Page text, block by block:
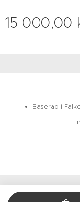
15 000,00
Baserad i